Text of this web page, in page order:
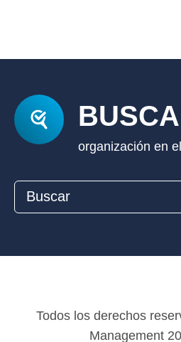
organización en
Todos los derechos
Management